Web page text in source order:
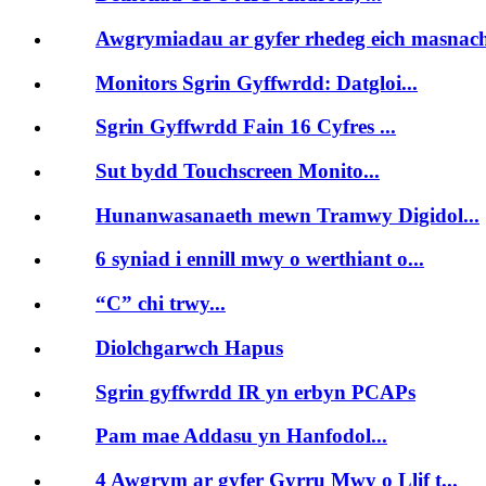
Awgrymiadau ar gyfer rhedeg eich
Monitors Sgrin Gyffwrdd: Datgloi...
Sgrin Gyffwrdd Fain 16 Cyfres ...
Sut bydd Touchscreen Monito...
Hunanwasanaeth mewn Tramwy Digidol...
6 syniad i ennill mwy o werthiant o...
“C” chi trwy...
Diolchgarwch Hapus
Sgrin gyffwrdd IR yn erbyn PCAPs
Pam mae Addasu yn Hanfodol...
4 Awgrym ar gyfer Gyrru Mwy o Llif t...